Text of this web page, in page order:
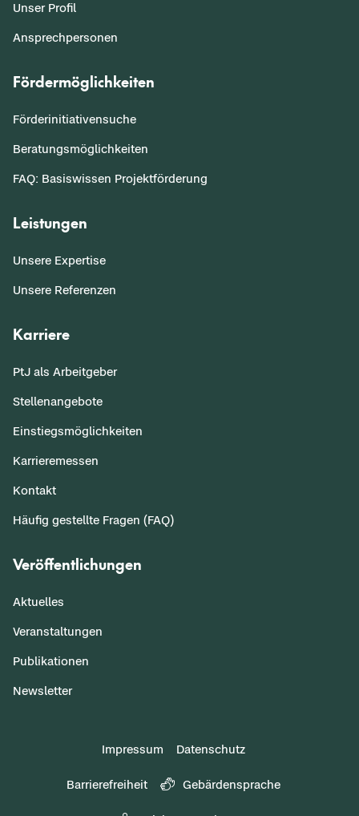
Unser Profil
Ansprechpersonen
Fördermöglichkeiten
Förderinitiativensuche
Beratungsmöglichkeiten
FAQ: Basiswissen Projektförderung
Leistungen
Unsere Expertise
Unsere Referenzen
Karriere
PtJ als Arbeitgeber
Stellenangebote
Einstiegsmöglichkeiten
Karrieremessen
Kontakt
Häufig gestellte Fragen (FAQ)
Veröffentlichungen
Aktuelles
Veranstaltungen
Publikationen
Newsletter
Impressum Datenschutz
Barrierefreiheit Gebärdensprache